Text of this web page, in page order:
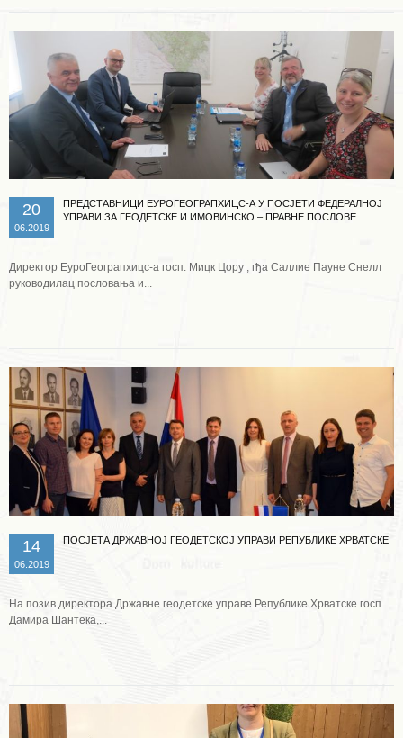
20
06.2019
ПРЕДСТАВНИЦИ ЕУРОГЕОГРАПХИЦС-А У ПОСЈЕТИ ФЕДЕРАЛНОЈ
УПРАВИ ЗА ГЕОДЕТСКЕ И ИМОВИНСКО – ПРАВНЕ ПОСЛОВЕ
Директор ЕуроГеограпхицс-а госп. Мицк Цорy , гђа Саллие Паyне Снелл
руководилац пословања и...
14
06.2019
ПОСЈЕТА ДРЖАВНОЈ ГЕОДЕТСКОЈ УПРАВИ РЕПУБЛИКЕ ХРВАТСКЕ
На позив директора Државне геодетске управе Републике Хрватске госп.
Дамира Шантека,...